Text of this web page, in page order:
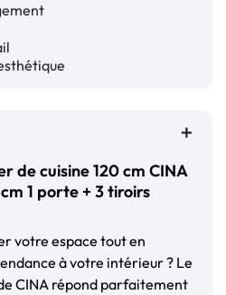
de cuisine 120 cm CINA
1 porte + 3 tiroirs
votre espace tout en
à votre intérieur ? Le
CINA répond parfaitement